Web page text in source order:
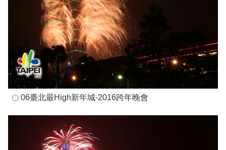
06臺北最High新年城-2016跨年晚會